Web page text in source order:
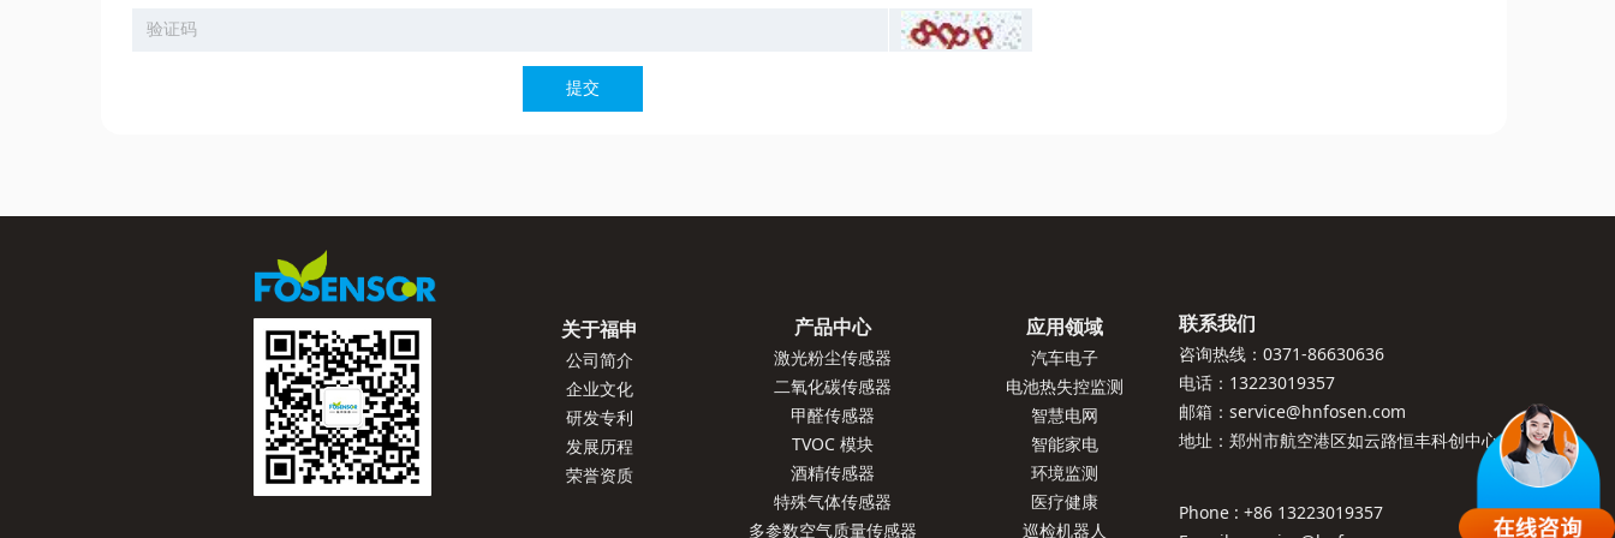
提交
联系我们
咨询热线：0371-86630636
电话：13223019357
邮箱：service@hnfosen.com
地址：郑州市航空港区如云路恒丰科创中心
Phone : +86 13223019357
关于福申
公司简介
企业文化
研发专利
发展历程
荣誉资质
产品中心
激光粉尘传感器
二氧化碳传感器
甲醛传感器
TVOC 模块
酒精传感器
特殊气体传感器
多参数空气质量传感器
应用领域
汽车电子
电池热失控监测
智慧电网
智能家电
环境监测
医疗健康
巡检机器人